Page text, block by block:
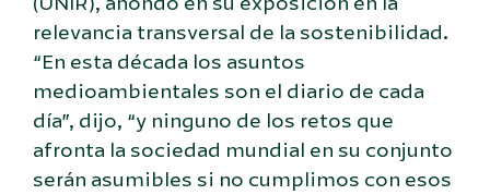
relevancia transversal de la sostenibilidad.
“En esta década los asuntos
medioambientales son el diario de cada
día”, dijo, “y ninguno de los retos que
afronta la sociedad mundial en su conjunto
serán asumibles si no cumplimos con esos